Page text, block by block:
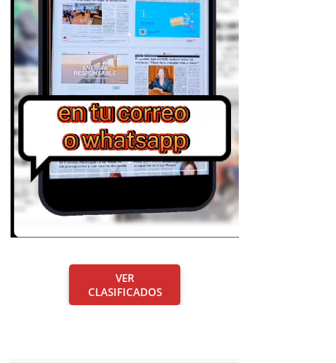
VER
CLASIFICADOS